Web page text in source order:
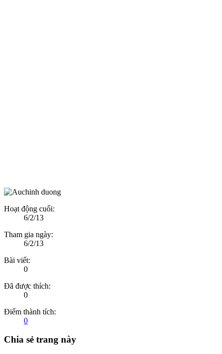
Hoạt động cuối:
6/2/13
Tham gia ngày:
6/2/13
Bài viết:
0
Đã được thích:
0
Điểm thành tích:
0
Chia sẻ trang này